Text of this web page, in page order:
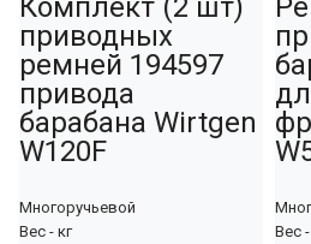
Комплект (2 шт)
приводных
ремней 194597
привода
барабана Wirtgen
W120F
Многоручьевой
Вес - кг
Вес -